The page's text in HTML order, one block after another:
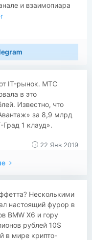
и взаимопиара
IT-рынок. МТС
в это
Известно, что
за 8,9 млрд
1 клауд».
22 Янв 2019
Несколькими
настоящий фурор в
BMW X6 и гору
рублей 10$
в мире крипто-